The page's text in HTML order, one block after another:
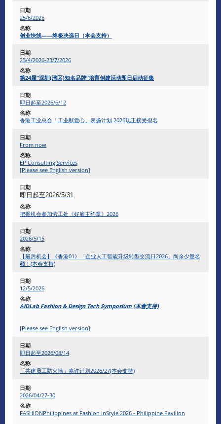
25/6/2026
创业快线——终极决选日（本会支持）
23/4/2026-23/7/2026
第24届“深圳(湾区)知名品牌”培育创建活动即日启动征集
即日起至2026/6/12
香港工业总会「工业献爱心」表扬计划 2026现正接受报名
From now
EP Consulting Services
[Please see English version]
即日起至2026/5/31
把握机会参加劳工处《好雇主约章》2026
2026/5/15
【最后机会】《香港01》「企业人工智能升级转型交流日2026」尚余少量名
额！(本会支持)
12/5/2026
AiDLab Fashion & Design Tech Symposium (本會支持)
[Please see English version]
即日起至2026/08/14
「共建员工防火墙」嘉许计划2026/27(本会支持)
2026/04/27-30
FASHIONPhilippines at Fashion InStyle 2026 - Philippine Pavilion